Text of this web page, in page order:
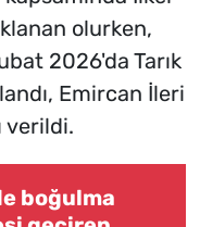
olurken,
2026'da Tarık
Emircan İleri
verildi.
boğulma